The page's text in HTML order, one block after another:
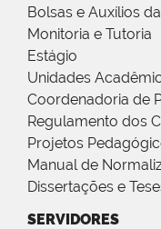
Bolsas e Auxílios
Monitoria e Tutoria
Estágio
Unidades
Coordenadoria de
Regulamento dos
Projetos
Manual de
Dissertações e
SERVIDORES